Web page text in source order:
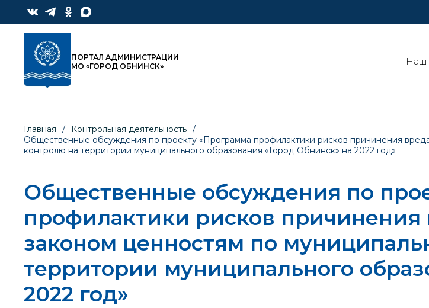
ПОРТАЛ АДМИНИСТРАЦИИ
МО «ГОРОД ОБНИНСК»
Наш
Главная / Контрольная деятельность /
Общественные обсуждения по проекту «Программа профилактики рисков причинения
контролю на территории муниципального образования «Город Обнинск» на 2022 год»
Общественные обсуждения по
профилактики рисков
законом ценностям по
территории муниципального
2022 год»